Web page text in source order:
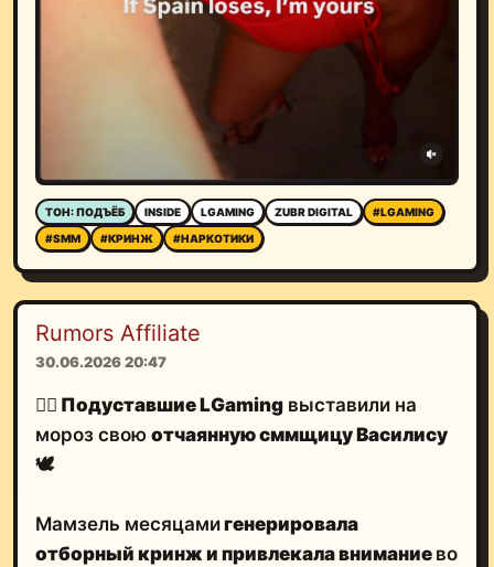
ТОН: ПОДЪЁБ INSIDE LGAMING ZUBR DIGITAL
#LGAMING
#SMM
#КРИНЖ #НАРКОТИКИ
Rumors Affiliate
30.06.2026 20:47
🤷‍♂️ Подуставшие LGaming выставили на
мороз свою отчаянную сммщицу Василису
🕊
Мамзель месяцамигенерировала
отборный кринж и привлекала внимание во